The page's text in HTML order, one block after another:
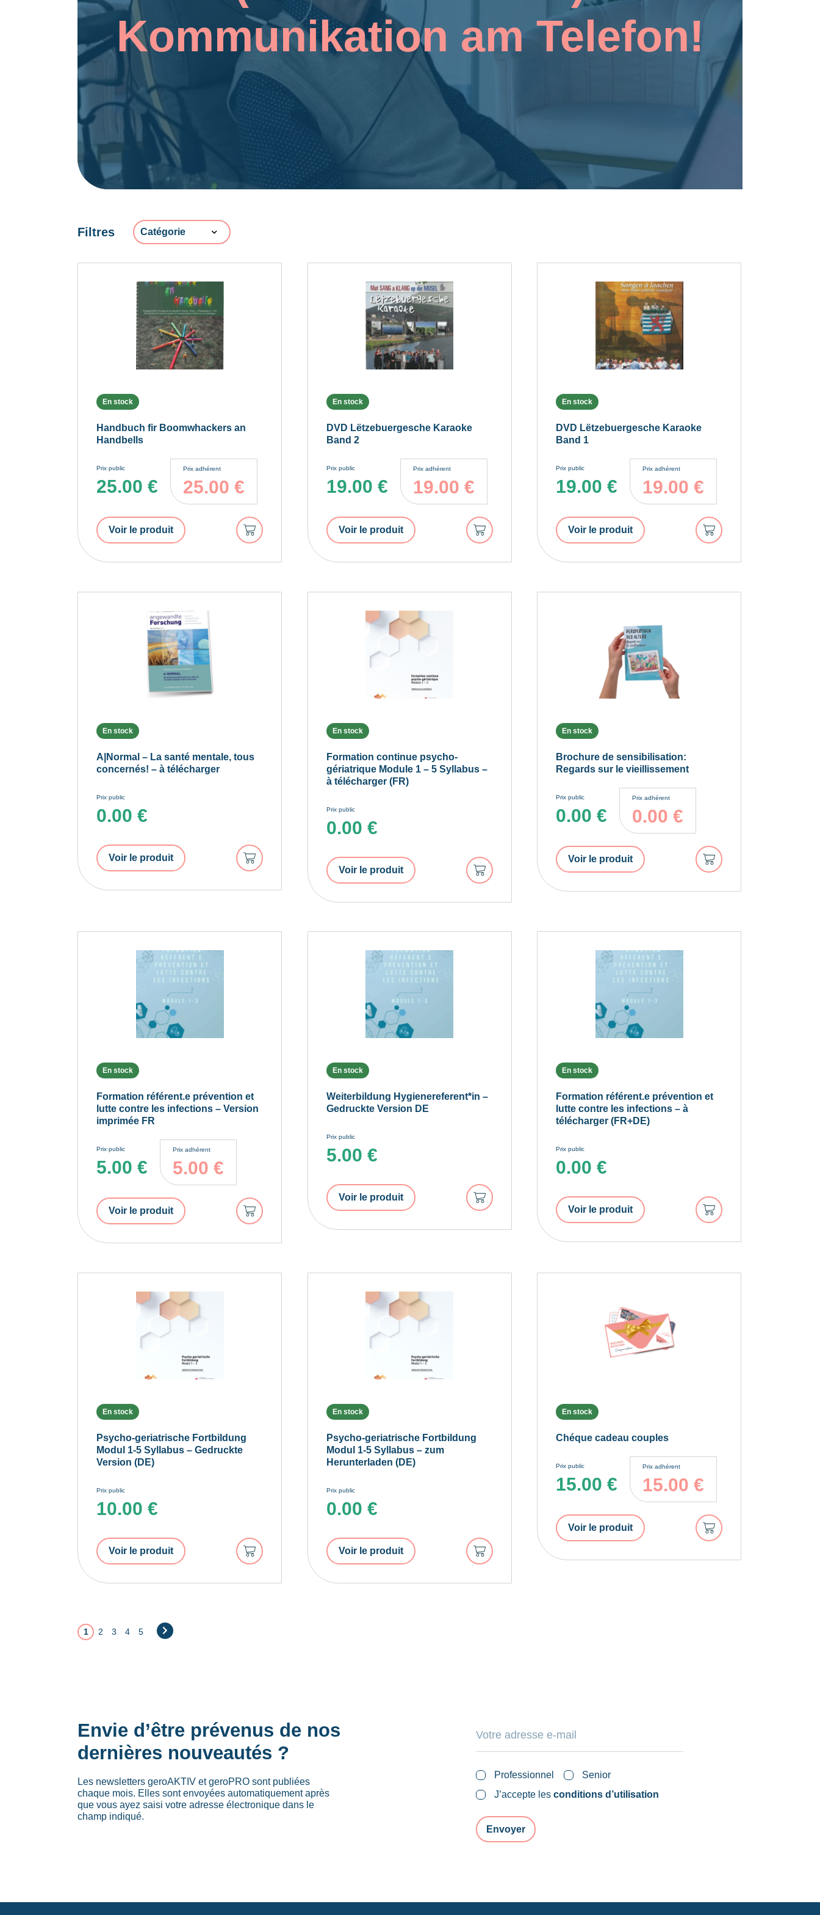
Kommunikation am Telefon!
Filtres
En stock
Handbuch fir Boomwhackers an
Handbells
Prix public
25.00 €
Prix adhérent
25.00 €
Voir le produit
Ajouter
au
panier
En stock
DVD Lëtzebuergesche Karaoke
Band 2
Prix public
19.00 €
Prix adhérent
19.00 €
Voir le produit
Ajouter
au
panier
En stock
DVD Lëtzebuergesche Karaoke
Band 1
Prix public
19.00€
Prix adhérent
19.00€
Voir le produit
Ajouter
au
panier
En stock
A|Normal – La santé mentale, tous
concernés! – à télécharger
Prix public
0.00 €
Voir le produit
Ajouter
au
panier
En stock
Formation continue psycho-
gériatrique Module 1 – 5 Syllabus –
à télécharger (FR)
Prix public
0.00 €
Voir le produit
Ajouter
au
panier
En stock
Brochure de sensibilisation:
Regards sur le vieillissement
Prix public
0.00€
Prix adhérent
0.00€
Voir le produit
Ajouter
au
panier
En stock
Formation référent.e prévention et
lutte contre les infections – Version
imprimée FR
Prix public
5.00 €
Prix adhérent
5.00 €
Voir le produit
Ajouter
au
panier
En stock
Weiterbildung Hygienereferent*in –
Gedruckte Version DE
Prix public
5.00 €
Voir le produit
Ajouter
au
panier
En stock
Formation référent.e prévention et
lutte contre les infections – à
télécharger (FR+DE)
Prix public
0.00€
Voir le produit
Ajouter
au
panier
En stock
Psycho-geriatrische Fortbildung
Modul 1-5 Syllabus – Gedruckte
Version (DE)
Prix public
10.00 €
Voir le produit
Ajouter
au
panier
En stock
Psycho-geriatrische Fortbildung
Modul 1-5 Syllabus – zum
Herunterladen (DE)
Prix public
0.00 €
Voir le produit
Ajouter
au
panier
En stock
Chéque cadeau couples
Prix public
15.00€
Prix adhérent
15.00€
Voir le produit
Ajouter
au
panier
1 2 3 4
5
Envie d’être prévenus de nos
dernières nouveautés ?
Les newsletters geroAKTIV et geroPRO sont publiées
chaque mois. Elles sont envoyées automatiquement après
que vous ayez saisi votre adresse électronique dans le
champ indiqué.
Professionnel
Senior
J’accepte lesconditions d’utilisation